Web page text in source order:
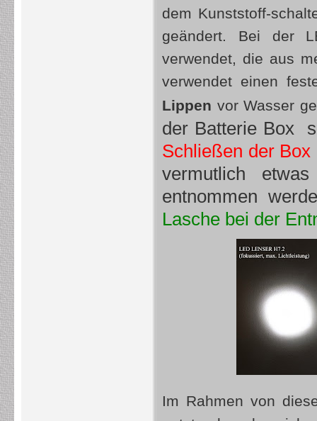
dem Kunststoff-
geändert. Bei der
verwendet, die aus
verwendet einen
Lippen vor Wasser
der Batterie Box
Schließen der
vermutlich
entnommen
Lasche bei der
Im Rahmen von